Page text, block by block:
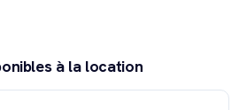
à la location